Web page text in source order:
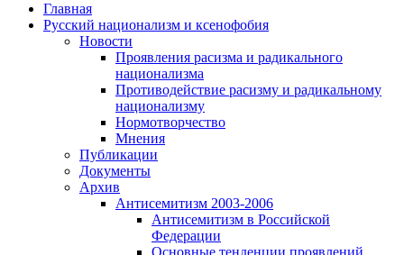
Главная
Русский национализм и ксенофобия
Новости
Проявления расизма и радикального
национализма
Противодействие расизму и радикальному
национализму
Нормотворчество
Мнения
Публикации
Документы
Архив
Антисемитизм 2003-2006
Антисемитизм в Российской
Федерации